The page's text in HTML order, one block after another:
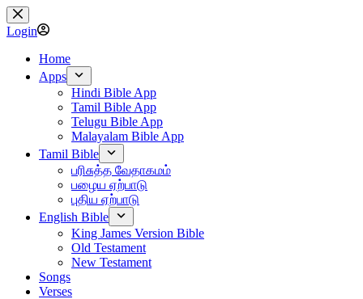
Skip
to
content
Login
Home
Apps
Hindi Bible App
Tamil Bible App
Telugu Bible App
Malayalam Bible App
Tamil Bible
பரிசுத்த வேதாகமம்
பழைய ஏற்பாடு
புதிய ஏற்பாடு
English Bible
King James Version Bible
Old Testament
New Testament
Songs
Verses